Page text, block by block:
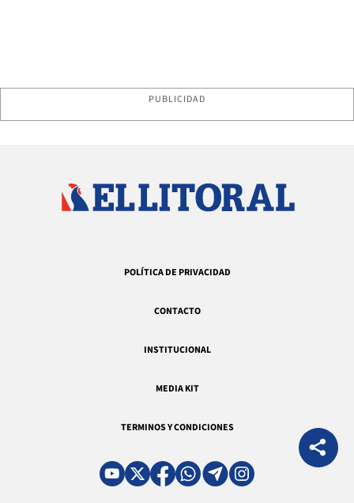
PUBLICIDAD
POLÍTICA DE PRIVACIDAD
CONTACTO
INSTITUCIONAL
MEDIA KIT
TERMINOS Y CONDICIONES